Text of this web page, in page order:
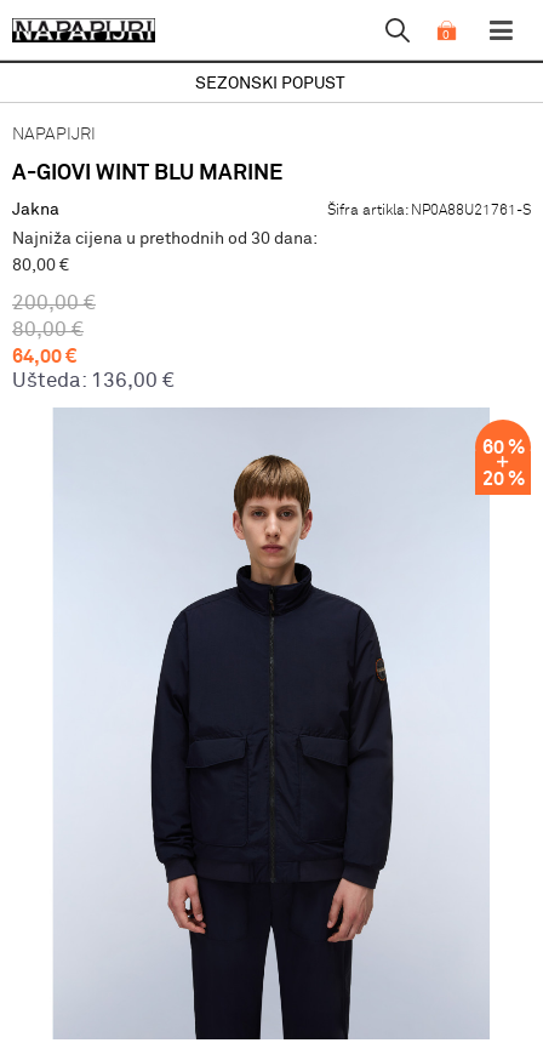
0
SEZONSKI POPUST
NAPAPIJRI
A-GIOVI WINT BLU MARINE
Jakna Šifra artikla: NP0A88U21761-S
Najniža cijena u prethodnih od 30 dana:
80,00 €
200,00 €
80,00 €
64,00€
Ušteda: 136,00 €
60 %
20 %